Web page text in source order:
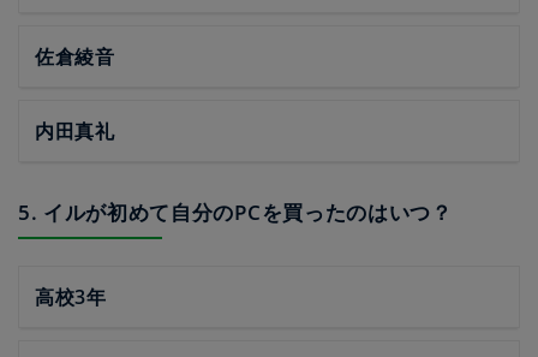
佐倉綾音
内田真礼
5. イルが初めて自分のPCを買ったのはいつ？
高校3年